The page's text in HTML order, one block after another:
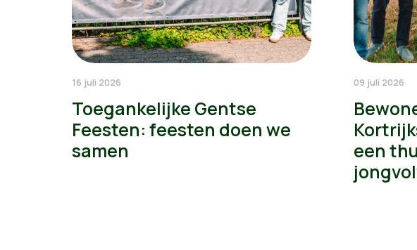
16 juli 2026
Toegankelijke Gentse
Feesten: feesten doen we
samen
09 juli 2026
een